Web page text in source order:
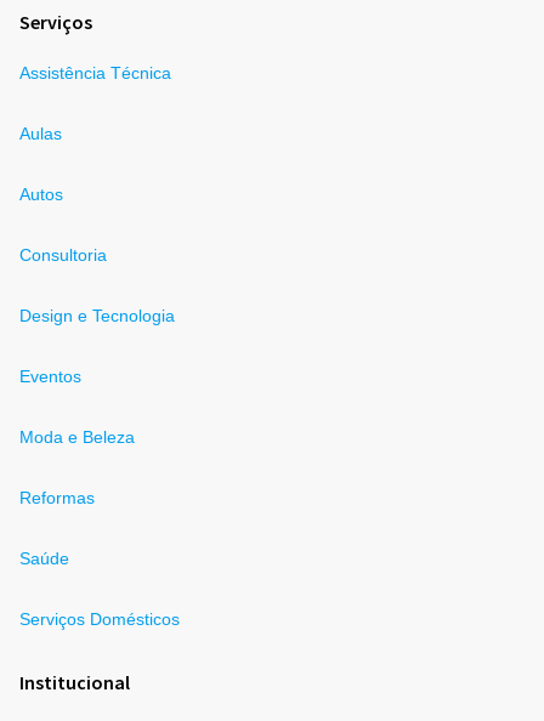
Serviços
Assistência Técnica
Aulas
Autos
Consultoria
Design e Tecnologia
Eventos
Moda e Beleza
Reformas
Saúde
Serviços Domésticos
Institucional